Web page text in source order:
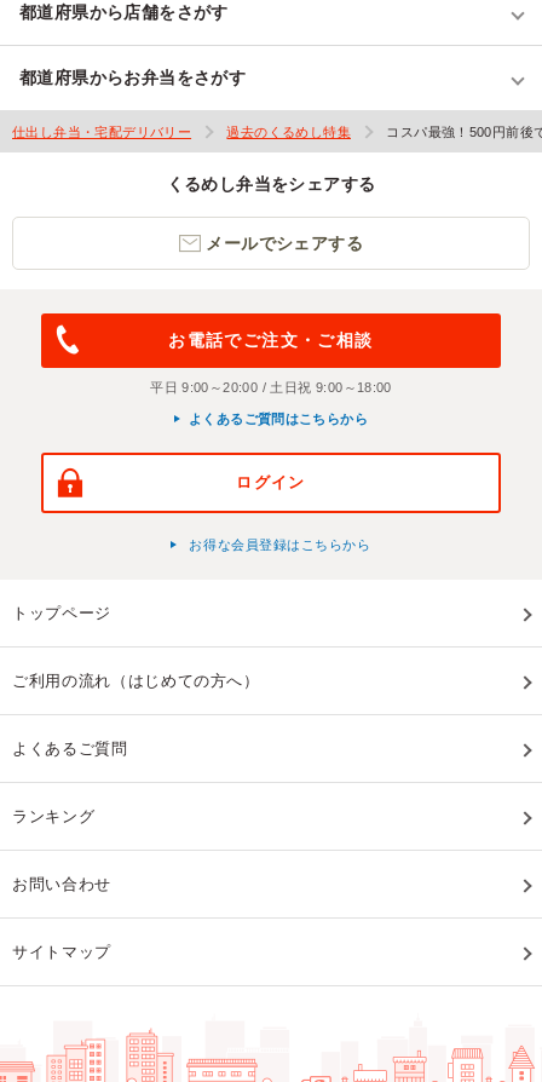
都道府県から店舗をさがす
都道府県からお弁当をさがす
仕出し弁当・宅配デリバリー 過去のくるめし特集 コスパ最強！500円前後
くるめし弁当をシェアする
メールでシェアする
お電話でご注文・ご相談
平日 9:00～20:00 / 土日祝 9:00～18:00
よくあるご質問はこちらから
ログイン
お得な会員登録はこちらから
トップページ
ご利用の流れ（はじめての方へ）
よくあるご質問
ランキング
お問い合わせ
サイトマップ